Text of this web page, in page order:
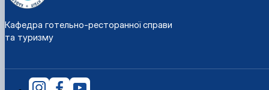
Кафедра готельно-ресторанної справи
та туризму